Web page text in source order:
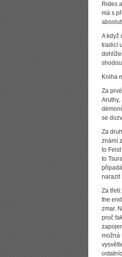
Rides
má s
A když
tradicí
Kniha
Za
se
Za
známí
to
to
narazit
Za
the
zmar.
proč
možná